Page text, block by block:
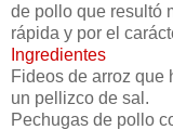
de pollo que resultó
rápida y por el
Ingredientes
Fideos de arroz que
un pellizco de sal.
Pechugas de pollo